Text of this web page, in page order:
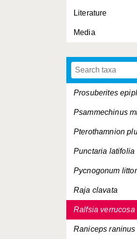
Literature
Media
Pomatoschistus
Pontophilus
Praunus flexuosus
Prosuberites
Psammechinus
Pterothamnion
Punctaria latifolia
Pycnogonum
Raja clavata
Ralfsia verrucosa
Raniceps raninus